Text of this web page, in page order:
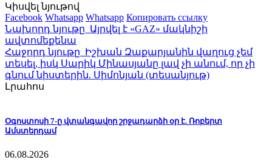
Կիսվել նյութով
Facebook Whatsapp Whatsapp Копировать ссылку
Նախորդ նյութը Այրվել է «GAZ» մակնիշի
ավտոմեքենա
Հաջորդ նյութը Իշխան Զաքարյանին վաղուց չեմ
տեսել, իսկ Սարիկ Մինասյանը լավ չի անում, որ չի
գնում նիստերին. Սիմոնյան (տեսանյութ)
Լրահոս
Օգոստոսի 7-ը վտանգավոր շրջադարձի օր է. Ռոբերտ
Ամստերդամ
06.08.2026